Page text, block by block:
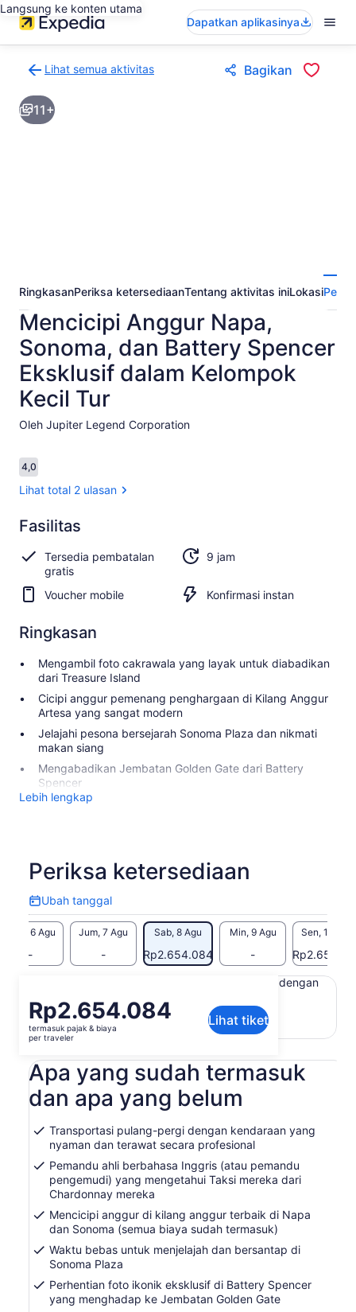
Langsung ke konten utama
Dapatkan aplikasinya
Lihat semua aktivitas
ke
halaman
hasil
Bagikan
11+
RingkasanPeriksa ketersediaanTentang aktivitas iniLokasi
Mencicipi Anggur Napa,
Sonoma, dan Battery Spencer
Eksklusif dalam Kelompok
Kecil Tur
Oleh Jupiter Legend Corporation
Ulasan
4,04,0 dari 10
Lihat total 2 ulasan
4.0
4.0 dari 10
Lihat
total 2
ulasan
Fasilitas
Tersedia pembatalan
gratis
9 jam
Voucher mobile Konfirmasi instan
Ringkasan
Mengambil foto cakrawala yang layak untuk diabadikan
dari Treasure Island
Cicipi anggur pemenang penghargaan di Kilang Anggur
Artesa yang sangat modern
Jelajahi pesona bersejarah Sonoma Plaza dan nikmati
makan siang
Mengabadikan Jembatan Golden Gate dari Battery
Spencer
Lebih lengkap
Periksa ketersediaan
Ubah tanggal
Ubah
tanggal
Kam, 6 Agu
-
Jum, 7 Agu
-
Sab, 8 Agu
Rp2.654.084
Min, 9 Agu
-
Sen, 10 Agu
Harga
Rp2.654.084
per
Rp2.654.084
termasuk pajak & biaya
per traveler
Lihat tiket
Konten di halaman ini mungkin diproduksi dengan
Lihat teks asli (Bahasa Inggris)
Berikan masukan untuk terjemahan iniBuka
tab
baru
Apa yang sudah termasuk
dan apa yang belum
Transportasi pulang-pergi dengan kendaraan yang
nyaman dan terawat secara profesional
Pemandu ahli berbahasa Inggris (atau pemandu
pengemudi) yang mengetahui Taksi mereka dari
Chardonnay mereka
Mencicipi anggur di kilang anggur terbaik di Napa
dan Sonoma (semua biaya sudah termasuk)
Waktu bebas untuk menjelajah dan bersantap di
Sonoma Plaza
Perhentian foto ikonik eksklusif di Battery Spencer
yang menghadap ke Jembatan Golden Gate